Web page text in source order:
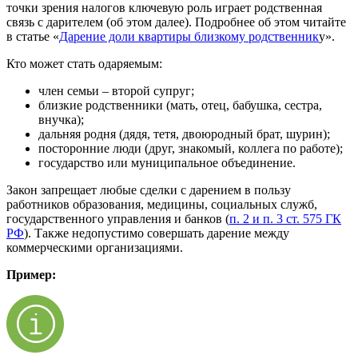
точки зрения налогов ключевую роль играет родственная
связь с дарителем (об этом далее). Подробнее об этом читайте
в статье «Дарение доли квартиры близкому родственнику».
Кто может стать одаряемым:
член семьи – второй супруг;
близкие родственники (мать, отец, бабушка, сестра,
внучка);
дальняя родня (дядя, тетя, двоюродный брат, шурин);
посторонние люди (друг, знакомый, коллега по работе);
государство или муниципальное объединение.
Закон запрещает любые сделки с дарением в пользу
работников образования, медицины, социальных служб,
государственного управления и банков (п. 2 и п. 3 ст. 575 ГК
РФ). Также недопустимо совершать дарение между
коммерческими организациями.
Пример: